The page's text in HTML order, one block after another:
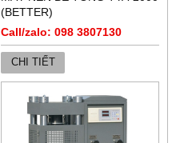
(BETTER)
Call/zalo: 098 3807130
CHI TIẾT